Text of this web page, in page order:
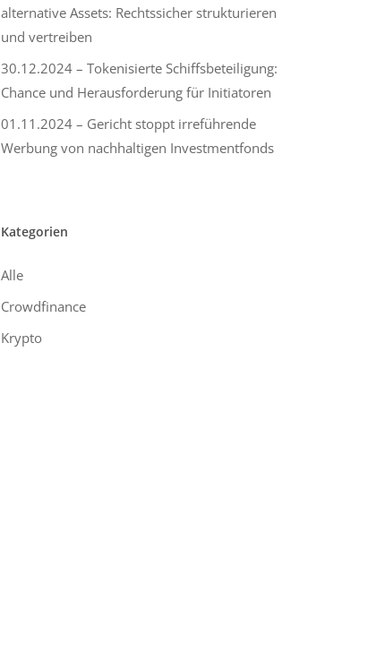
alternative Assets: Rechtssicher strukturieren
und vertreiben
30.12.2024 – Tokenisierte Schiffsbeteiligung:
Chance und Herausforderung für Initiatoren
01.11.2024 – Gericht stoppt irreführende
Werbung von nachhaltigen Investmentfonds
Kategorien
Alle
Crowdfinance
Krypto